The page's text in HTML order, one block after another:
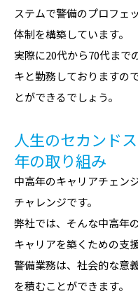
ステムで警備のプロフェ
体制を構築しています。
実際に20代から70代まで
キと勤務しておりますの
とができるでしょう。
人生のセカンド
年の取り組み
中高年のキャリアチェン
チャレンジです。
弊社では、そんな中高年
キャリアを築くための支
警備業務は、社会的な意
を積むことができます。